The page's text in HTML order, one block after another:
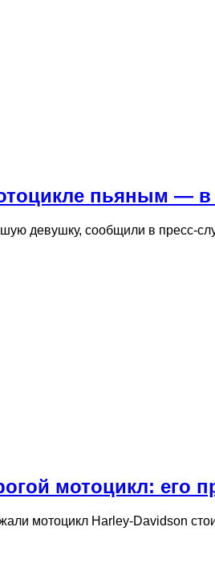
пьяным — в
девушку, сообщили в пресс-
мотоцикл: его
мотоцикл Harley-Davidson